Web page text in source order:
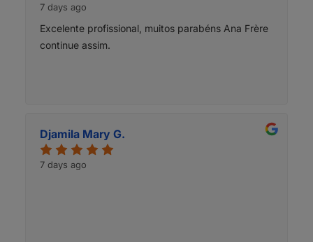
7 days ago
Excelente profissional, muitos parabéns Ana Frère
continue assim.
Djamila Mary G.
7 days ago